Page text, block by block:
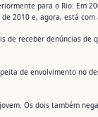
para o Rio. Em
2010 e, agora, está com
de receber denúncias
de envolvimento no
Os dois também